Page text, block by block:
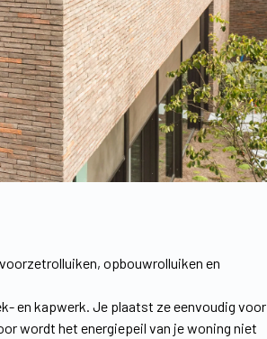
opbouwrolluiken en
en kapwerk. Je plaatst ze eenvoudig voor
wordt het energiepeil van je woning niet